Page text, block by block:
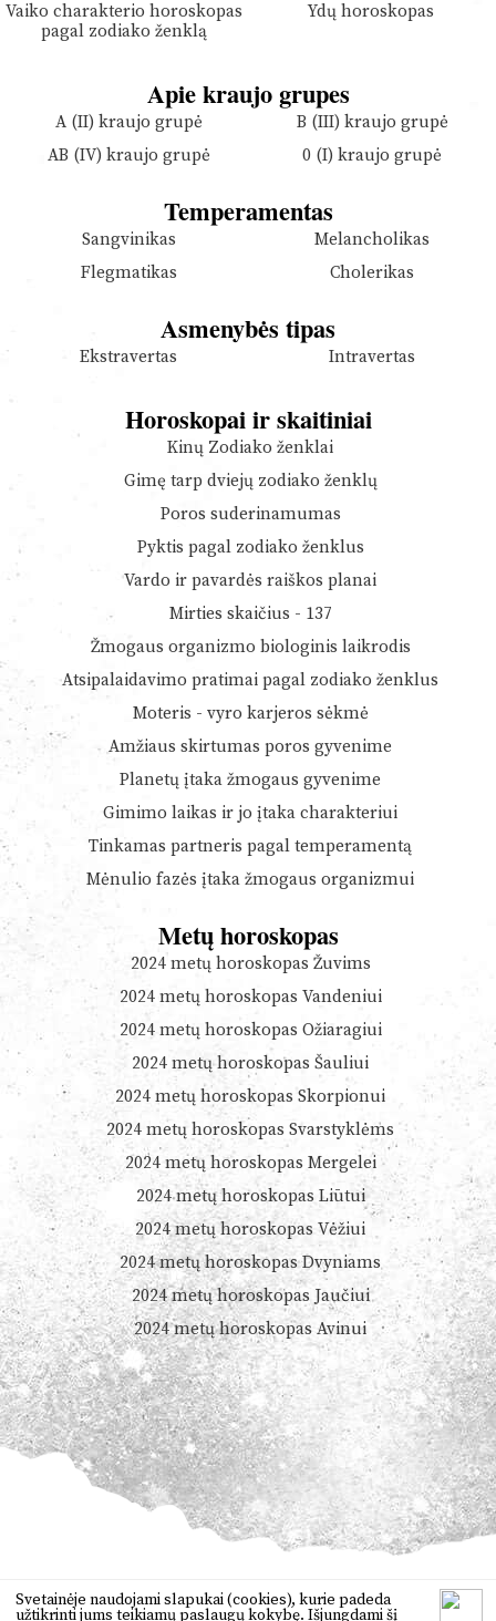
Svetainėje naudojami slapukai (cookies), kurie padeda
užtikrinti jums teikiamų paslaugų kokybę. Išjungdami šį
Vaiko charakterio horoskopas
pagal zodiako ženklą
Ydų horoskopas
Apie kraujo grupes
A (II) kraujo grupė
B (III) kraujo grupė
AB (IV) kraujo grupė
0 (I) kraujo grupė
Temperamentas
Sangvinikas
Melancholikas
Flegmatikas
Cholerikas
Asmenybės tipas
Ekstravertas Intravertas
Horoskopai ir skaitiniai
Kinų Zodiako ženklai
Gimę tarp dviejų zodiako ženklų
Poros suderinamumas
Pyktis pagal zodiako ženklus
Vardo ir pavardės raiškos planai
Mirties skaičius - 137
Žmogaus organizmo biologinis laikrodis
Atsipalaidavimo pratimai pagal zodiako ženklus
Moteris - vyro karjeros sėkmė
Amžiaus skirtumas poros gyvenime
Planetų įtaka žmogaus gyvenime
Gimimo laikas ir jo įtaka charakteriui
Tinkamas partneris pagal temperamentą
Mėnulio fazės įtaka žmogaus organizmui
Metų horoskopas
2024 metų horoskopas Žuvims
2024 metų horoskopas Vandeniui
2024 metų horoskopas Ožiaragiui
2024 metų horoskopas Šauliui
2024 metų horoskopas Skorpionui
2024 metų horoskopas Svarstyklėms
2024 metų horoskopas Mergelei
2024 metų horoskopas Liūtui
2024 metų horoskopas Vėžiui
2024 metų horoskopas Dvyniams
2024 metų horoskopas Jaučiui
2024 metų horoskopas Avinui
© 2026Dienoshoroskopas.lt